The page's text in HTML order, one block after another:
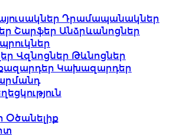
Դրամապանակներ
Շարֆեր Անձրևանոցներ
Վզնոցներ Թևնոցներ
Կախազարդեր
Օծանելիք